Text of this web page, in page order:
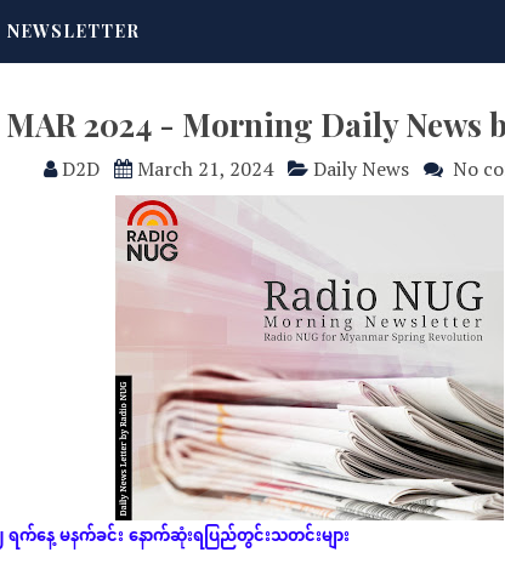
NEWSLETTER
MAR 2024 - Morning Daily News
D2D March 21, 2024 Daily News No
ရက်နေ့မနက်ခင်းနောက်ဆုံးရပြည်တွင်းသတင်းများ